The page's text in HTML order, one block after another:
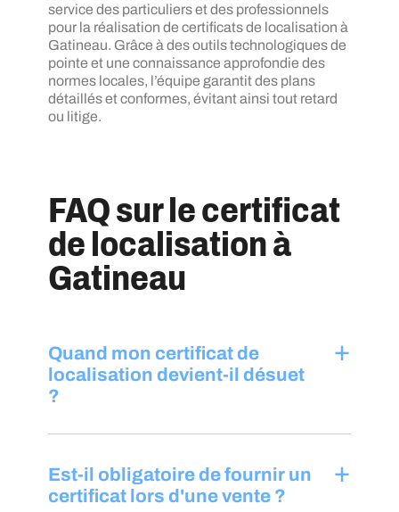
service des particuliers et des professionnels
pour la réalisation de certificats de localisation à
Gatineau. Grâce à des outils technologiques de
pointe et une connaissance approfondie des
normes locales, l’équipe garantit des plans
détaillés et conformes, évitant ainsi tout retard
ou litige.
FAQ sur le certificat
de localisation à
Gatineau
Quand mon certificat de
localisation devient-il désuet
?
+
Est-il obligatoire de fournir un
certificat lors d'une vente ?
+